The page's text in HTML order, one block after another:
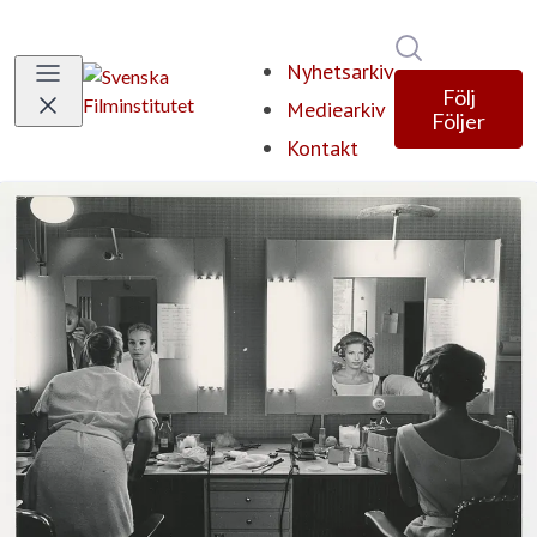
Nyhetsarkiv
Mediearkiv
Kontakt
Följ
Följer